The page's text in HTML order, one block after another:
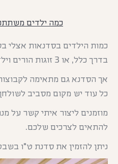
כמה ילדים
בדרך כלל, או 3 זוגות הורים וילדים.
אך הסדנא גם מתאימה
כל עוד יש מקום מסביב
מוזמנים ליצור איתי קשר על
להתאים לצרכים שלכם.
ניתן להזמין את סדנת ט"ו